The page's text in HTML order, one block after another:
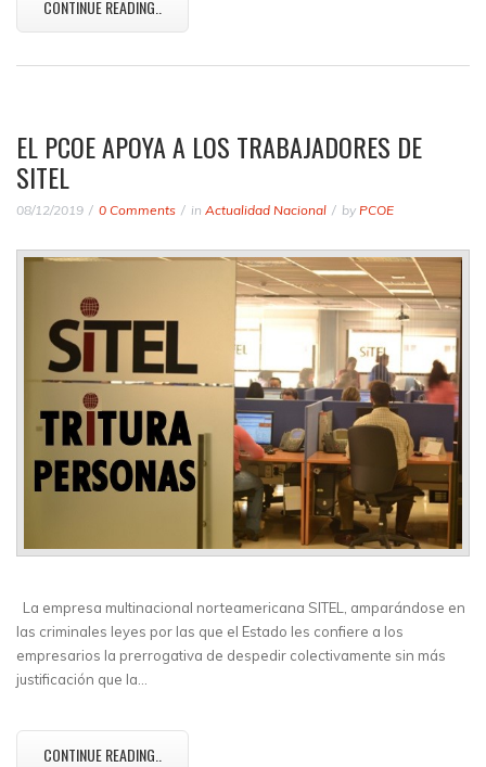
CONTINUE READING..
EL PCOE APOYA A LOS TRABAJADORES DE
SITEL
08/12/2019 0 Comments in Actualidad Nacional by PCOE
La empresa multinacional norteamericana SITEL, amparándose en
las criminales leyes por las que el Estado les confiere a los
empresarios la prerrogativa de despedir colectivamente sin más
justificación que la…
CONTINUE READING..